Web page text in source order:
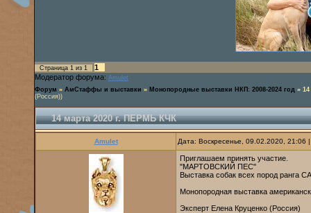
Страница 1 из 1
1
Модератор форума: Amulet
Форум » АмСтаффы и выставки » Монопородные выставки НКП: 2008-2024 год »
(Россия))
14 марта 2020 г. ПЕРМЬ КЧК
Amulet Дата: Воскресенье, 09.02.2020,
Приглашаем принять участие.
"МАРТОВСКИЙ ПЕС"
Выставка собак всех пород ранга
Монопородная выставка
Эксперт Елена Круценко (Россия)